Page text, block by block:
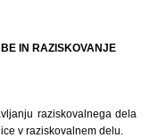
IN RAZISKOVANJE
raziskovalnega dela
v raziskovalnem delu.